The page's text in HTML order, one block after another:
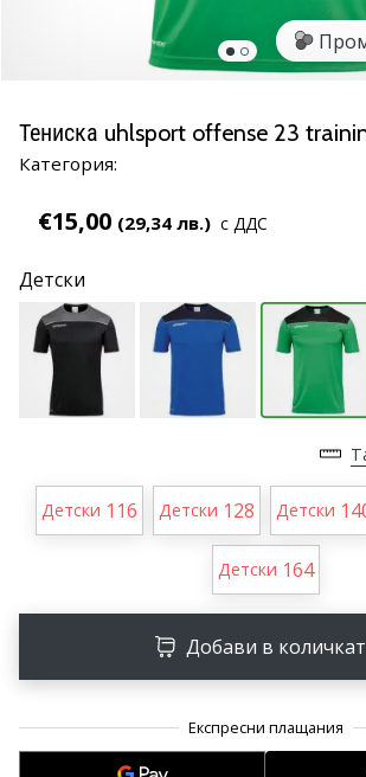
страст
като
Присъединете
като
амбасадор
на
марката.
1 мин. четене
Партньорска
програма
Имате
уебсайт,
Тениска uhlsport offense 23
Категория:
€15,00 (29,34 лв.) с ДДС
Детски
Детски 116 Детски 128 Детски
Детски 164
Добави в